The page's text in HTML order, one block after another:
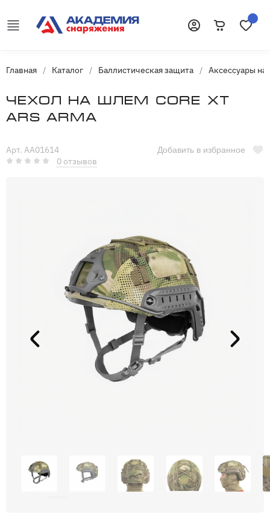
Главная / Каталог / Баллистическая защита / Аксессуары
Чехол на шлем Core XT
Ars Arma
Арт. AA01614
0 отзывов
Добавить в избранное